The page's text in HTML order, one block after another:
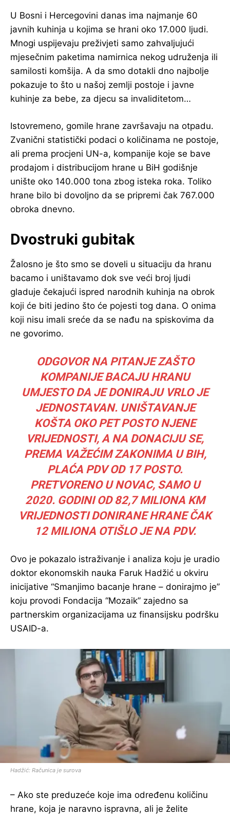
U Bosni i Hercegovini danas ima najmanje 60
javnih kuhinja u kojima se hrani oko 17.000 ljudi.
Mnogi uspijevaju preživjeti samo zahvaljujući
mjesečnim paketima namirnica nekog udruženja ili
samilosti komšija. A da smo dotakli dno najbolje
pokazuje to što u našoj zemlji postoje i javne
kuhinje za bebe, za djecu sa invaliditetom…
Istovremeno, gomile hrane završavaju na otpadu.
Zvanični statistički podaci o količinama ne postoje,
ali prema procjeni UN-a, kompanije koje se bave
prodajom i distribucijom hrane u BiH godišnje
unište oko 140.000 tona zbog isteka roka. Toliko
hrane bilo bi dovoljno da se pripremi čak 767.000
obroka dnevno.
Dvostruki gubitak
Žalosno je što smo se doveli u situaciju da hranu
bacamo i uništavamo dok sve veći broj ljudi
gladuje čekajući ispred narodnih kuhinja na obrok
koji će biti jedino što će pojesti tog dana. O onima
koji nisu imali sreće da se nađu na spiskovima da
ne govorimo.
ODGOVOR NA PITANJE ZAŠTO
KOMPANIJE BACAJU HRANU
UMJESTO DA JE DONIRAJU VRLO JE
JEDNOSTAVAN. UNIŠTAVANJE
KOŠTA OKO PET POSTO NJENE
VRIJEDNOSTI, A NA DONACIJU SE,
PREMA VAŽEĆIM ZAKONIMA U BIH,
PLAĆA PDV OD 17 POSTO.
PRETVORENO U NOVAC, SAMO U
2020. GODINI OD 82,7 MILIONA KM
VRIJEDNOSTI DONIRANE HRANE ČAK
12 MILIONA OTIŠLO JE NA PDV.
Ovo je pokazalo istraživanje i analiza koju je uradio
doktor ekonomskih nauka Faruk Hadžić u okviru
inicijative “Smanjimo bacanje hrane – donirajmo je”
koju provodi Fondacija “Mozaik” zajedno sa
partnerskim organizacijama uz finansijsku podršku
USAID-a.
Hadžić: Računica je surova
– Ako ste preduzeće koje ima određenu količinu
hrane, koja je naravno ispravna, ali je želite